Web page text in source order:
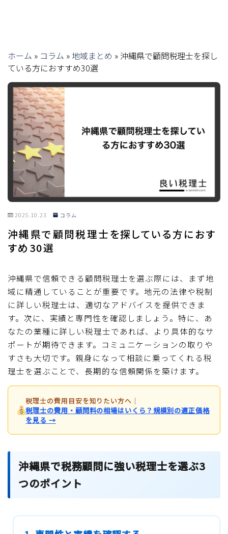
ホーム » コラム » 地域まとめ »沖縄県で顧問税理士を探し
ている方におすすめ30選
2025.10.23 コラム
沖縄県で顧問税理士を探している方におす
すめ30選
沖縄県で信頼できる顧問税理士を選ぶ際には、まず地
域に精通していることが重要です。地元の法律や税制
に詳しい税理士は、適切なアドバイスを提供できま
す。次に、実績と専門性を確認しましょう。特に、あ
なたの業種に詳しい税理士であれば、より具体的なサ
ポートが期待できます。コミュニケーションの取りや
すさも大切です。親身になって相談に乗ってくれる税
理士を選ぶことで、長期的な信頼関係を築けます。
税理士の費用目安を知りたい方へ ｜
税理士の費用・顧問料の相場はいくら？規模別の適正価格
を見る →
沖縄県で税務顧問に強い税理士を選ぶ3
つのポイント